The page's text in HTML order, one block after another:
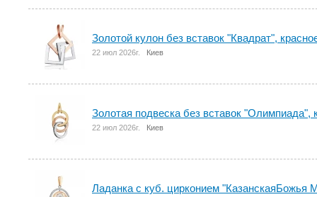
Золотой кулон без вставок "Квадрат",
22 июл 2026г. Киев
Золотая подвеска без вставок "Олимпиада",
22 июл 2026г. Киев
Ладанка с куб. цирконием "КазанскаяБожья